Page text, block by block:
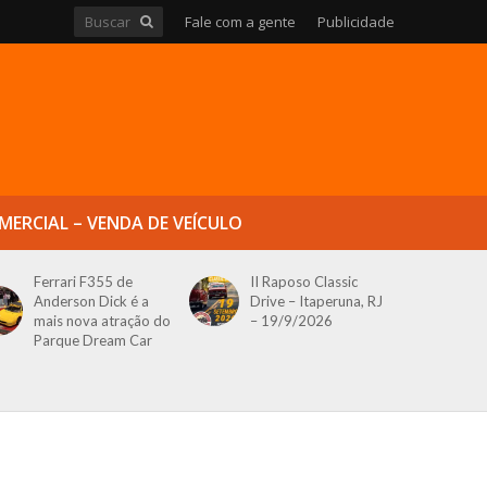
Fale com a gente Publicidade
– VENDA DE VEÍCULO
Ferrari F355 de
Anderson Dick é a
mais nova atração do
Parque Dream Car
II Raposo Classic
Drive – Itaperuna, RJ
– 19/9/2026